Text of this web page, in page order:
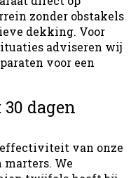
zonder obstakels
dekking. Voor
adviseren wij
voor een
dagen
van onze
We